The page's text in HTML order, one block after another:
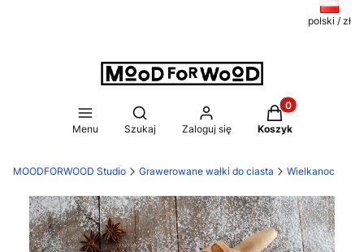
polski / zł
Menu
Otwórz wyszukiwarkę
Szukaj Zaloguj się
Produkty w
Koszyk
MOODFORWOOD Studio Grawerowane wałki do ciasta Wielkanoc